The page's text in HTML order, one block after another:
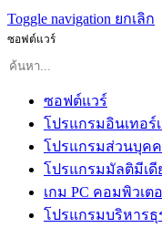
Toggle navigation ยกเลิก
ซอฟต์แวร์
ซอฟต์แวร์
โปรแกรมอินเทอร์
โปรแกรมส่วนบุค
โปรแกรมมัลติมีเดี
เกม PC คอมพิวเต
โปรแกรมบริหารธุ